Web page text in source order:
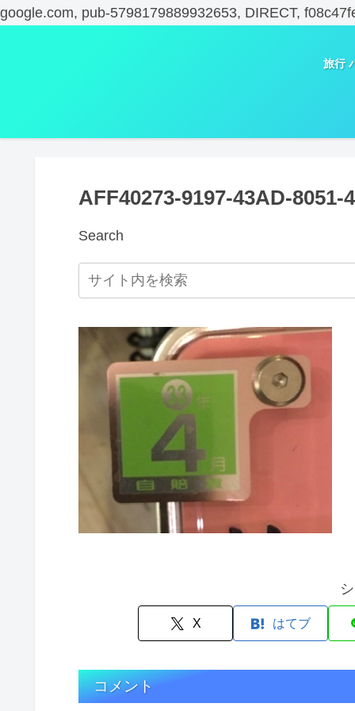
google.com, pub-5798179889932653, DIRECT,
旅行
AFF40273-9197-43AD-8051-
Search
X はてブ
コメント